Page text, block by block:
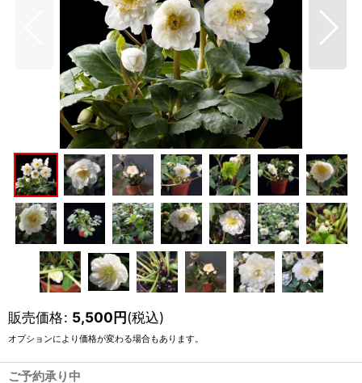
販売価格: 5,500円(税込)
オプションにより価格が変わる場合もあります。
ご予約承り中